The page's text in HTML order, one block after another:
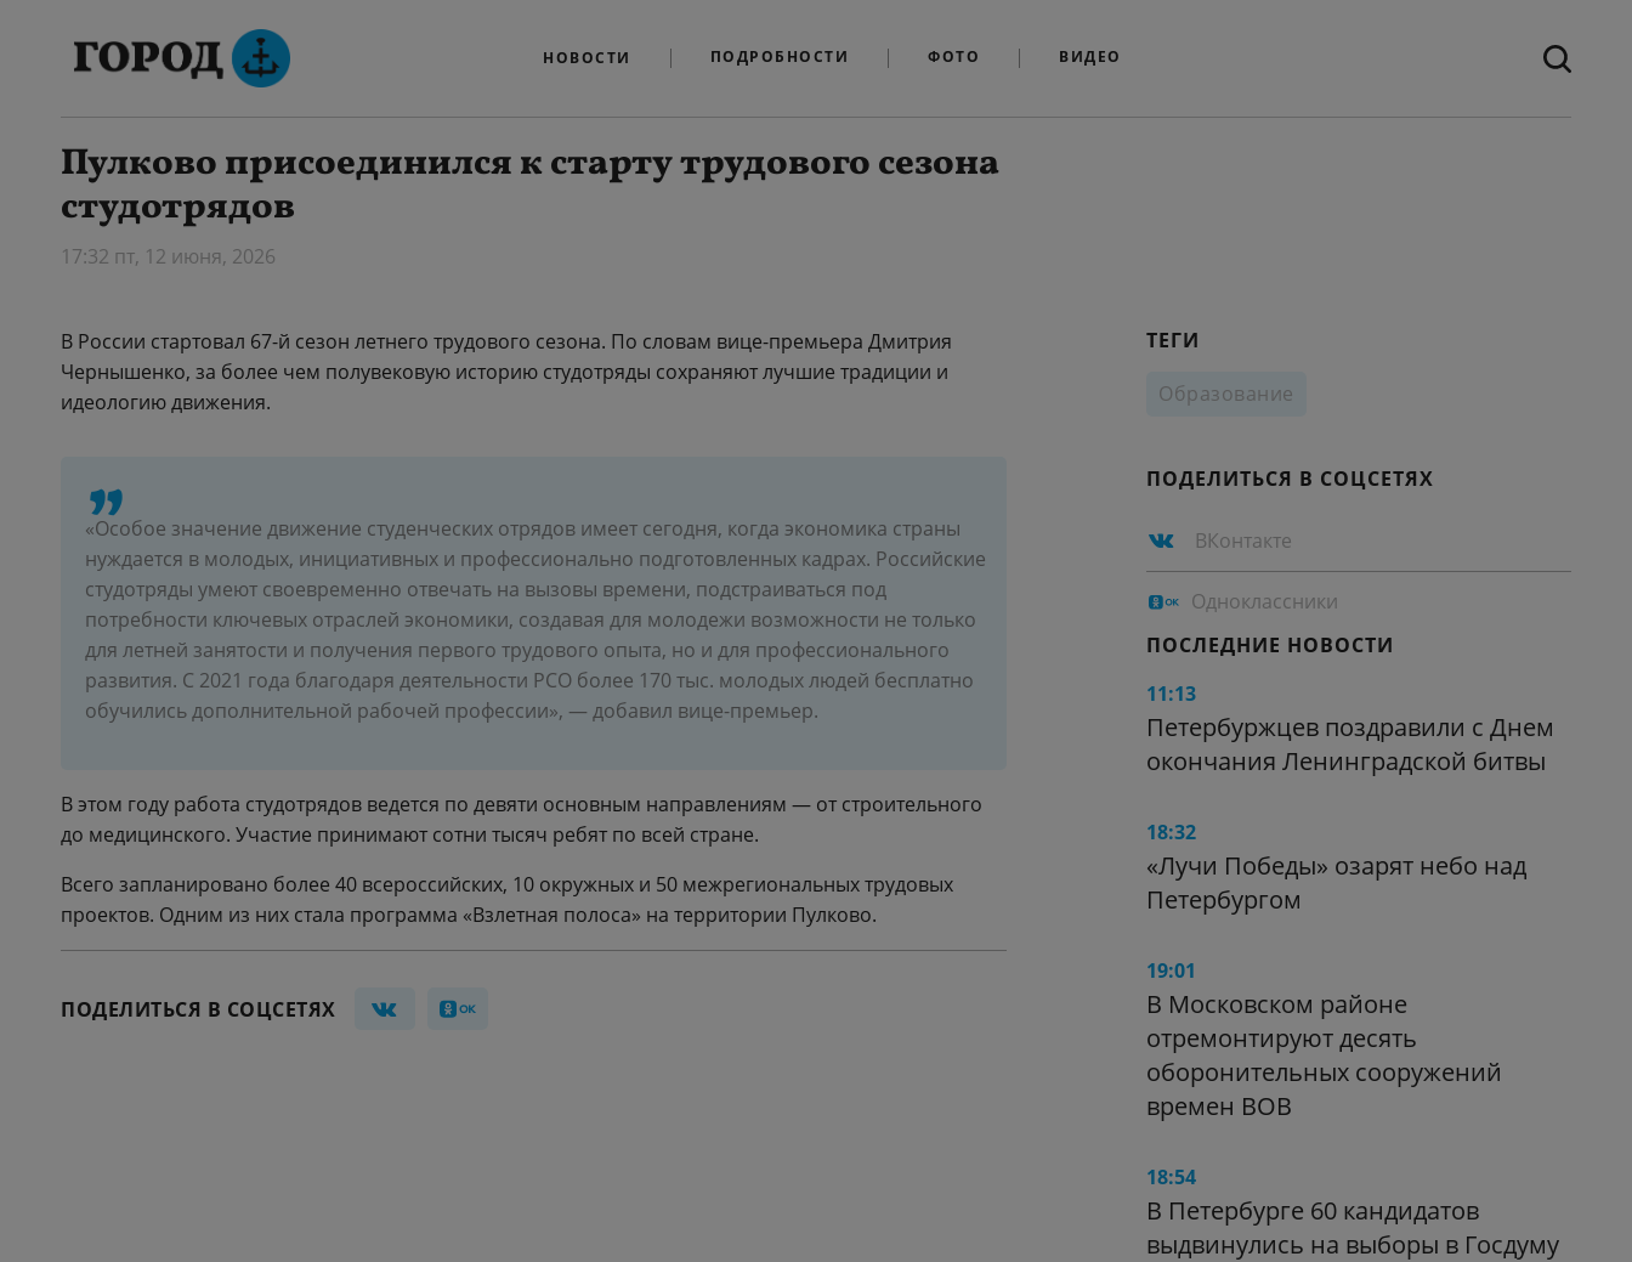
НОВОСТИ ПОДРОБНОСТИ ФОТО ВИДЕО
Пулково присоединился к старту трудового сезона
студотрядов
17:32 пт, 12 июня, 2026
В России стартовал 67-й сезон летнего трудового сезона. По словам вице-премьера Дмитрия
Чернышенко, за более чем полувековую историю студотряды сохраняют лучшие традиции и
идеологию движения.
«Особое значение движение студенческих отрядов имеет сегодня, когда экономика страны
нуждается в молодых, инициативных и профессионально подготовленных кадрах. Российские
студотряды умеют своевременно отвечать на вызовы времени, подстраиваться под
потребности ключевых отраслей экономики, создавая для молодежи возможности не только
для летней занятости и получения первого трудового опыта, но и для профессионального
развития. С 2021 года благодаря деятельности РСО более 170 тыс. молодых людей бесплатно
обучились дополнительной рабочей профессии», — добавил вице-премьер.
В этом году работа студотрядов ведется по девяти основным направлениям — от строительного
до медицинского. Участие принимают сотни тысяч ребят по всей стране.
Всего запланировано более 40 всероссийских, 10 окружных и 50 межрегиональных трудовых
проектов. Одним из них стала программа «Взлетная полоса» на территории Пулково.
ПОДЕЛИТЬСЯ В СОЦСЕТЯХ
ТЕГИ
Образование
ПОДЕЛИТЬСЯ В СОЦСЕТЯХ
ВКонтакте
Одноклассники
ПОСЛЕДНИЕ НОВОСТИ
11:13
Петербуржцев поздравили с Днем
окончания Ленинградской битвы
18:32
«Лучи Победы» озарят небо над
Петербургом
19:01
В Московском районе
отремонтируют десять
оборонительных сооружений
времен ВОВ
18:54
В Петербурге 60 кандидатов
выдвинулись на выборы в Госдуму